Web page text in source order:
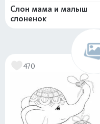
Слон мама и малыш
слоненок
470